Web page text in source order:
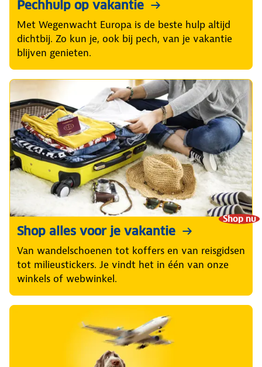
Pechhulp op vakantie
Met Wegenwacht Europa is de beste hulp altijd
dichtbij. Zo kun je, ook bij pech, van je vakantie
blijven genieten.
Shop nu
Shop alles voor je vakantie
Van wandelschoenen tot koffers en van reisgidsen
tot milieustickers. Je vindt het in één van onze
winkels of webwinkel.